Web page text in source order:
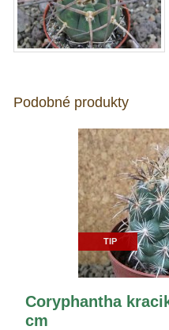
Podobné produkty
TIP
Coryphantha
cm